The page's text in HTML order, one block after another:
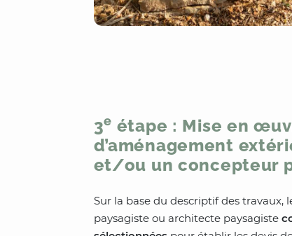
3e étape : Mise en
d’aménagement
et/ou un concepteur
Sur la base du descriptif des travaux,
paysagiste ou architecte paysagiste